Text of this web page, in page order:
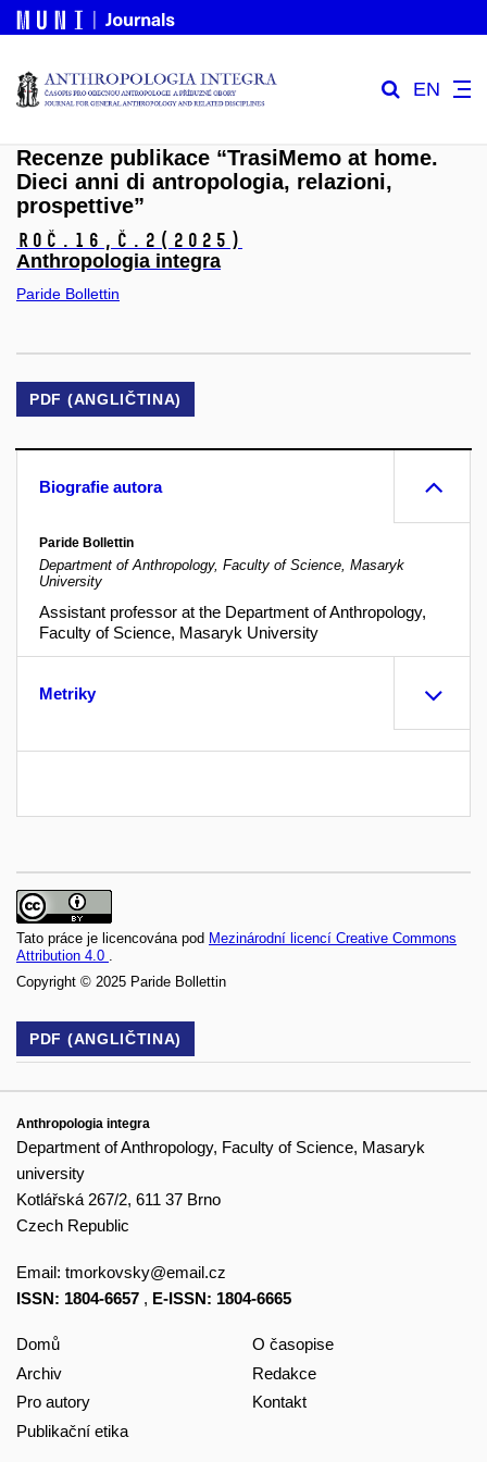
EN
Recenze publikace “TrasiMemo at home.
Dieci anni di antropologia, relazioni,
prospettive”
Roč.16, č.2 (2025)
Anthropologia integra
Paride Bollettin
PDF (ANGLIČTINA)
Biografie autora
Paride Bollettin
Department of Anthropology, Faculty of Science, Masaryk
University
Assistant professor at the Department of Anthropology,
Faculty of Science, Masaryk University
Metriky
Tato práce je licencována pod Mezinárodní licencí Creative Commons
Attribution 4.0
Copyright © 2025 Paride Bollettin
PDF (ANGLIČTINA)
Anthropologia integra
Department of Anthropology, Faculty of Science, Masaryk
university
Kotlářská 267/2, 611 37 Brno
Czech Republic
Email: tmorkovsky@email.cz
ISSN: 1804-6657 , E-ISSN: 1804-6665
Domů
Archiv
Pro autory
Publikační etika
O časopise
Redakce
Kontakt